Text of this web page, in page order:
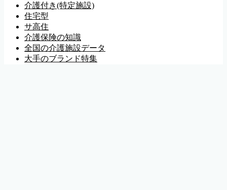
介護付き(特定施設)
住宅型
サ高住
介護保険の知識
全国の介護施設データ
大手のブランド特集